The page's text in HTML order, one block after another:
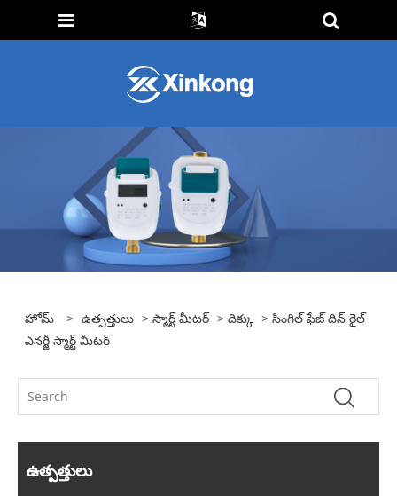
హోమ్ > ఉత్పత్తులు >స్మార్ట్ మీటర్ >దిక్కు > సింగిల్ ఫేజ్ దిన్ రైల్
ఎనర్జీ స్మార్ట్ మీటర్
ఉత్పత్తులు